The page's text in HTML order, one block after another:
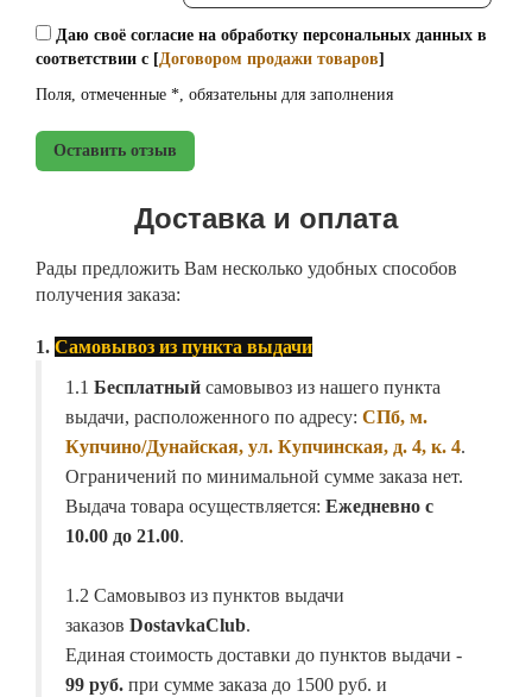
Даю своё согласие на обработку персональных данных в
соответствии с [Договором продажи товаров]
Поля, отмеченные *, обязательны для заполнения
Оставить отзыв
Доставка и оплата
Рады предложить Вам несколько удобных способов
получения заказа:
1. Самовывоз из пункта выдачи
1.1 Бесплатный самовывоз из нашего пункта
выдачи, расположенного по адресу: СПб, м.
Купчино/Дунайская, ул. Купчинская, д. 4, к. 4.
Ограничений по минимальной сумме заказа нет.
Выдача товара осуществляется: Ежедневно с
10.00 до 21.00.
1.2 Самовывоз из пунктов выдачи
заказов DostavkaClub.
Единая стоимость доставки до пунктов выдачи -
99 руб. при сумме заказа до 1500 руб. и